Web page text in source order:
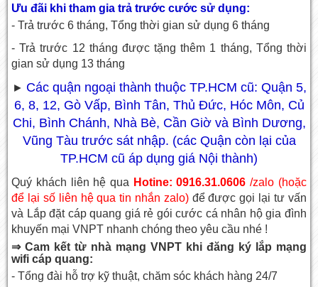
Ưu đãi khi tham gia trả trước cước sử dụng:
- Trả trước 6 tháng, Tổng thời gian sử dụng 6 tháng
- Trả trước 12 tháng được tặng thêm 1 tháng, Tổng thời
gian sử dụng 13 tháng
► Các quận ngoại thành thuộc TP.HCM cũ: Quận 5,
6, 8, 12, Gò Vấp, Bình Tân, Thủ Đức, Hóc Môn, Củ
Chi, Bình Chánh, Nhà Bè, Cần Giờ và Bình Dương,
Vũng Tàu trước sát nhập. (các Quận còn lại của
TP.HCM cũ áp dụng giá Nội thành)
Quý khách liên hệ qua Hotine: 0916.31.0606 /zalo (hoặc
để lại số liên hệ qua tin nhắn zalo) để được gọi lại tư vấn
và Lắp đặt cáp quang giá rẻ gói cước cá nhân hộ gia đình
khuyến mại VNPT nhanh chóng theo yêu cầu nhé !
⇒ Cam kết từ nhà mạng VNPT khi đăng ký lắp mạng
wifi cáp quang:
- Tổng đài hỗ trợ kỹ thuật, chăm sóc khách hàng 24/7